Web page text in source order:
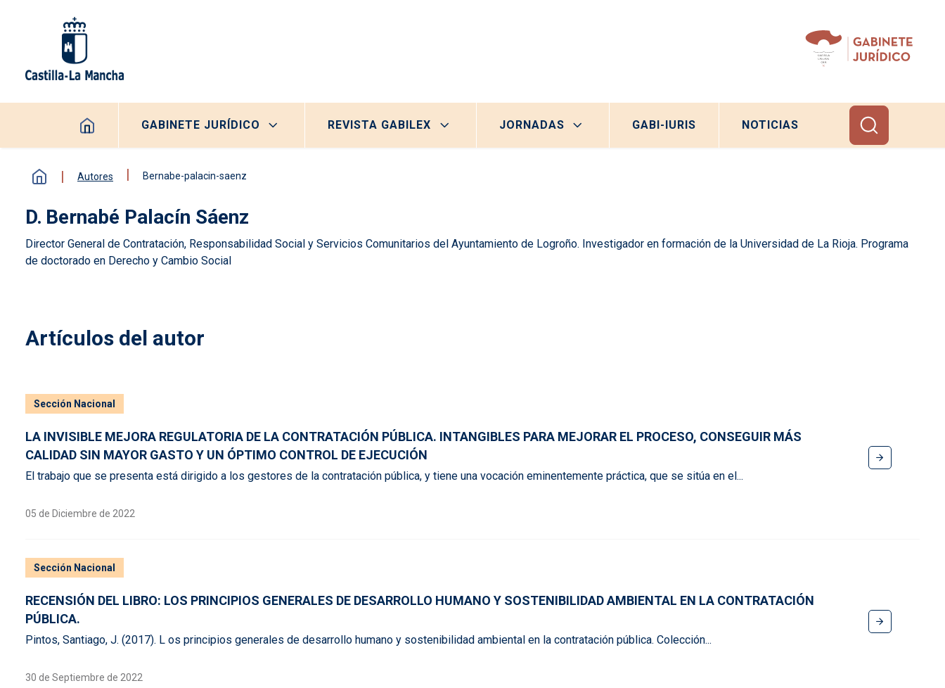
Navegación principal
GABINETE JURÍDICO REVISTA GABILEX JORNADAS GABI-IURIS NOTICIAS
Autores Bernabe-palacin-saenz
Bernabé Palacín Sáenz
Director General de Contratación, Responsabilidad Social y Servicios Comunitarios del Ayuntamiento de Logroño. Investigador en formación de la Universidad de La Rioja. Programa
de doctorado en Derecho y Cambio Social
Artículos del autor
Sección Nacional
LA INVISIBLE MEJORA REGULATORIA DE LA CONTRATACIÓN PÚBLICA. INTANGIBLES PARA MEJORAR EL PROCESO, CONSEGUIR MÁS
CALIDAD SIN MAYOR GASTO Y UN ÓPTIMO CONTROL DE EJECUCIÓN
El trabajo que se presenta está dirigido a los gestores de la contratación pública, y tiene una vocación eminentemente práctica, que se sitúa en el...
05 de Diciembre de 2022
Sección Nacional
RECENSIÓN DEL LIBRO: LOS PRINCIPIOS GENERALES DE DESARROLLO HUMANO Y SOSTENIBILIDAD AMBIENTAL EN LA CONTRATACIÓN
PÚBLICA.
Pintos, Santiago, J. (2017). L os principios generales de desarrollo humano y sostenibilidad ambiental en la contratación pública. Colección...
30 de Septiembre de 2022